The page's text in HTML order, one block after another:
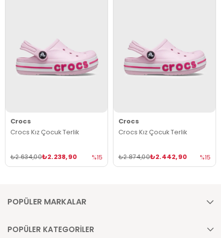
Crocs
Crocs Kız Çocuk Terlik
₺2.238,90
₺2.634,00 %15
Crocs
Crocs Kız Çocuk Terlik
₺2.442,90
₺2.874,00 %15
POPÜLER MARKALAR
POPÜLER KATEGORİLER